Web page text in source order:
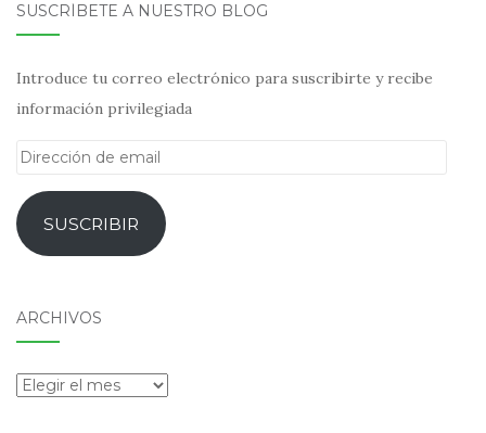
SUSCRÍBETE A NUESTRO BLOG
Introduce tu correo electrónico para suscribirte y recibe
información privilegiada
Dirección
emailSUSCRIBIR
ARCHIVOS
Archivos